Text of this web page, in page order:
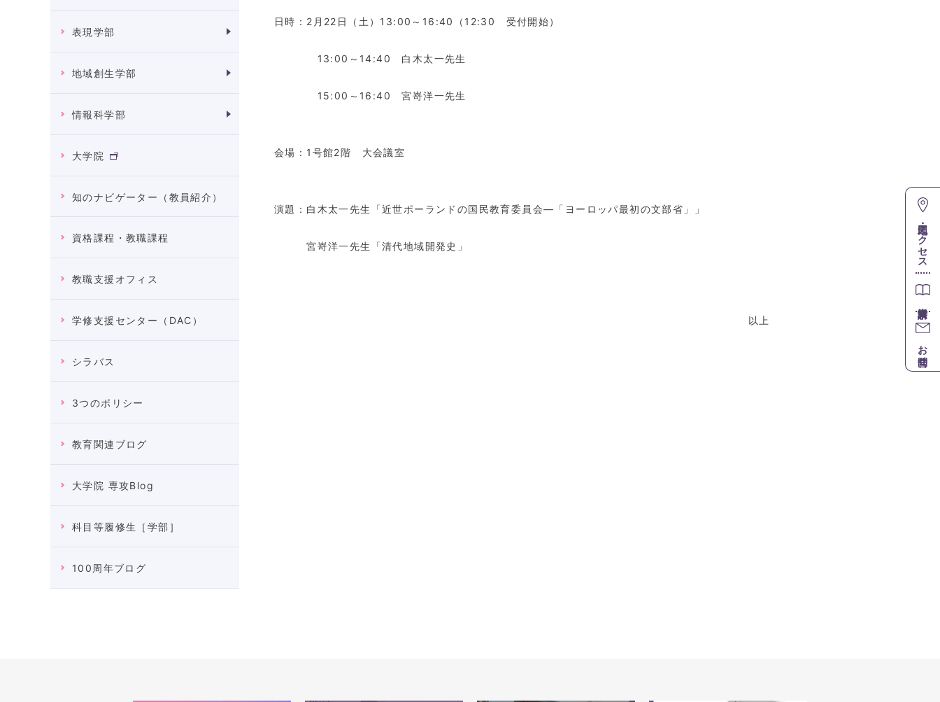
表現学部
地域創生学部
情報科学部
大学院
知のナビゲーター（教員紹介）
資格課程・教職課程
教職支援オフィス
学修支援センター（DAC）
シラバス
3つのポリシー
教育関連ブログ
大学院 専攻Blog
科目等履修生［学部］
100周年ブログ
日時： 2 月 22 日（土） 13:00 ～ 16:40 （ 12:30 受付開始）
13:00 ～ 14:40 白木太一先生
15:00 ～ 16:40 宮嵜洋一先生
会場： 1 号館2階 大会議室
演題：白木太一先生「近世ポーランドの国民教育委員会―「ヨーロッパ最初の文部省」」
宮嵜洋一先生「清代地域開発史」
以上
地図・アクセス
お問合せ